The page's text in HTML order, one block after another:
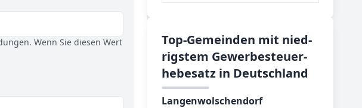
Wenn Sie diesen Wert
Top-­Ge­mein­den mit nied­
rig­stem Ge­wer­be­steu­er­
he­be­satz in Deutsch­land
Langenwolschendorf